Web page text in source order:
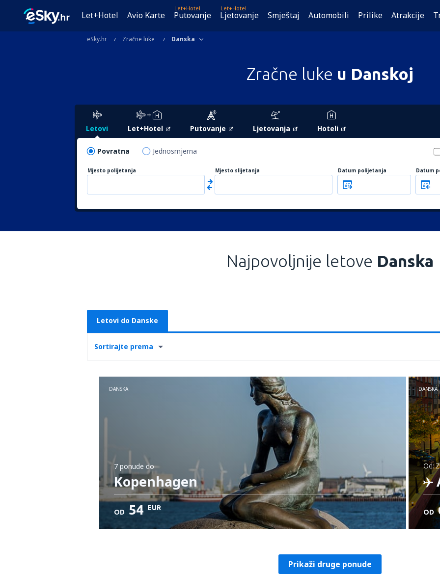
Let+Hotel Avio Karte
Let+Hotel
Putovanje
Let+Hotel
Ljetovanje Smještaj Automobili Prilike Atrakcije
eSky.hr Zračne luke Danska
Zračne luke u Danskoj
Letovi Let+Hotel Putovanje Ljetovanja Hoteli
Povratna Jednosmjerna
Mjesto polijetanja Mjesto slijetanja Datum polijetanja Datum
Najpovoljnije letove Danska
Letovi do Danske
Sortirajte prema
DANSKA
7 ponude do
Kopenhagen
OD 54 EUR
DANSKA
od:
OD
Prikaži druge ponude